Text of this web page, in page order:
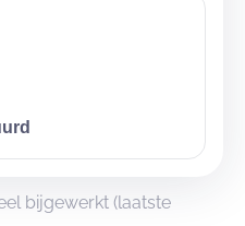
bijgewerkt (laatste